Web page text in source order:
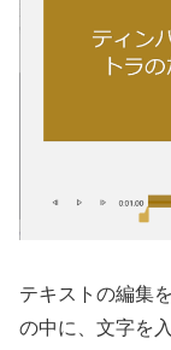
テキストの編集
の中に、文字を